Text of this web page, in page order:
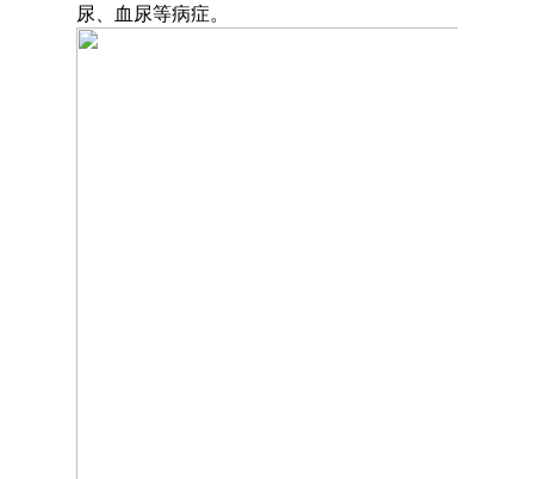
尿、血尿等病症。